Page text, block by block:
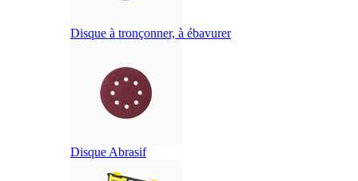
Disque à tronçonner, à ébavurer
Disque Abrasif